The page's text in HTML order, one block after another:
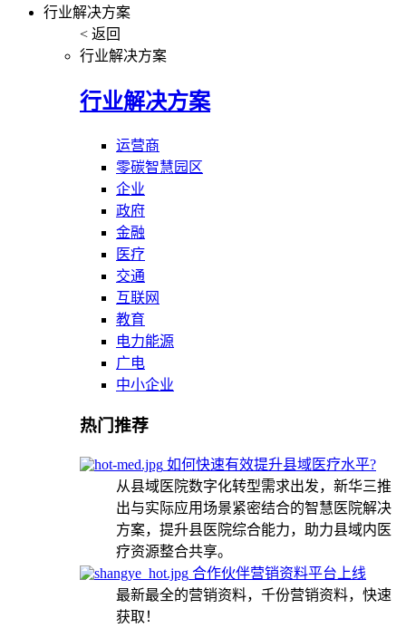
行业解决方案
< 返回
行业解决方案
行业解决方案
运营商
零碳智慧园区
企业
政府
金融
医疗
交通
互联网
教育
电力能源
广电
中小企业
热门推荐
如何快速有效提升县域医疗水平?
从县域医院数字化转型需求出发，新华三推
出与实际应用场景紧密结合的智慧医院解决
方案，提升县医院综合能力，助力县域内医
疗资源整合共享。
合作伙伴营销资料平台上线
最新最全的营销资料，千份营销资料，快速
获取！